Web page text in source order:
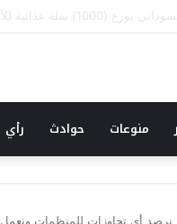
يكتب : نقطة وسطر جديد … حكومة
منوعات حوادث رأي
نرصد أى تجاوزات للمنظمات